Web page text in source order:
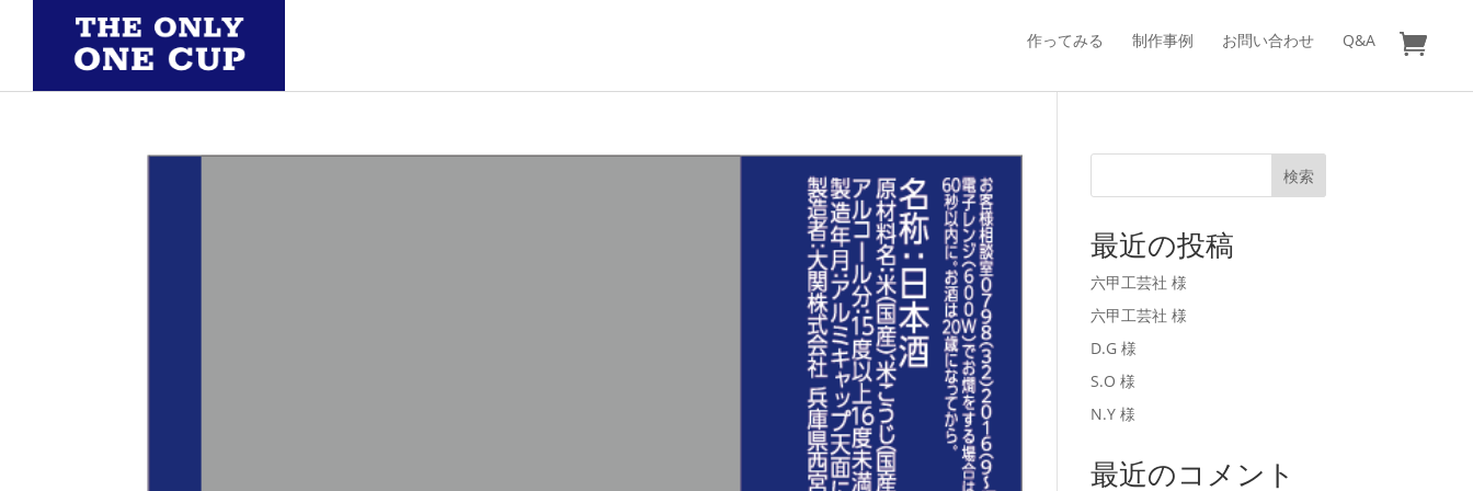
作ってみる 制作事例 お問い合わせ Q&A
検索
最近の投稿
六甲工芸社 様
六甲工芸社 様
D.G 様
S.O 様
N.Y 様
最近のコメント